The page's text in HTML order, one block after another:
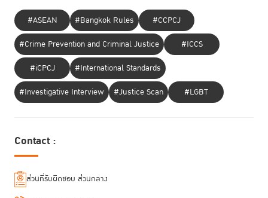
#ASEAN #Bangkok Rules
#CCPCJ
#Crime Prevention and Criminal Justice
#ICCS
#iCPCJ
#International Standards
#Investigative Interview
#Justice Scan #LGBT
Contact :
ส่วนที่รับผิดชอบ ส่วนกลาง